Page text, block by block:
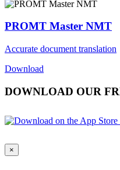
PROMT Master NMT
Accurate document translation
Download
DOWNLOAD OUR
×